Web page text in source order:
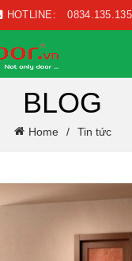
HOTLINE: 0834.135.135
BLOG
Home Tin tức